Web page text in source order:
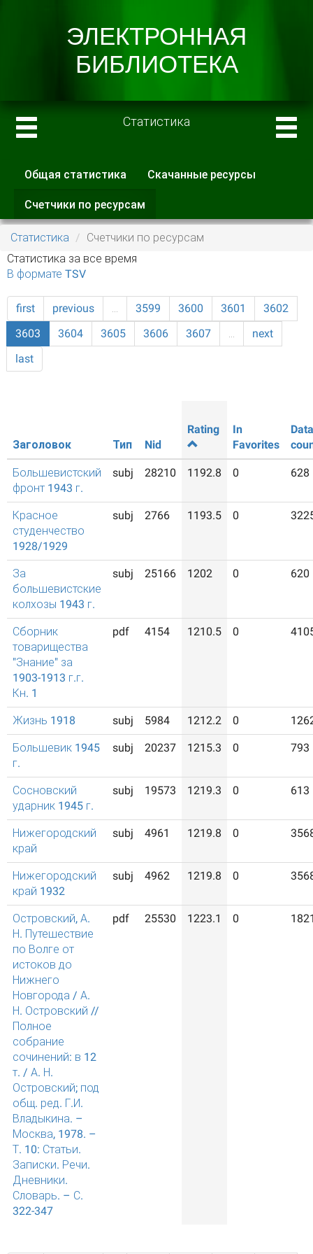
Статистика
Главные вкладки
Общая статистика Скачанные ресурсы
Счетчики по ресурсам
вкладка)
Статистика
Счетчики по ресурсам
Статистика за все время
В формате TSV
first previous … 3599 3600 3601
3602
3603
3604 3605 3606 3607 …
next
last
Заголовок Тип Nid
Rating
In
Favorites
Data
Большевистский
фронт 1943 г.
subj 28210 1192.8 0 628
Красное
студенчество
1928/1929
subj 2766 1193.5 0
За
большевистские
колхозы 1943 г.
subj 25166 1202 0 620
Сборник
товарищества
"Знание" за
1903-1913 г.г.
Кн. 1
pdf 4154 1210.5 0
Жизнь 1918 subj 5984 1212.2 0
Большевик 1945
г.
subj 20237 1215.3 0 793
Сосновский
ударник 1945 г.
subj 19573 1219.3 0 613
Нижегородский
край
subj 4961 1219.8 0
Нижегородский
край 1932
subj 4962 1219.8 0
Островский, А.
Н. Путешествие
по Волге от
истоков до
Нижнего
Новгорода / А.
Н. Островский //
Полное
собрание
сочинений: в 12
т. / А. Н.
Островский; под
общ. ред. Г.И.
Владыкина. –
Москва, 1978. –
Т. 10: Статьи.
Записки. Речи.
Дневники.
Словарь. – С.
322-347
pdf 25530 1223.1 0